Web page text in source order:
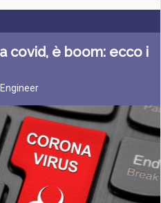
covid, è boom: ecco i